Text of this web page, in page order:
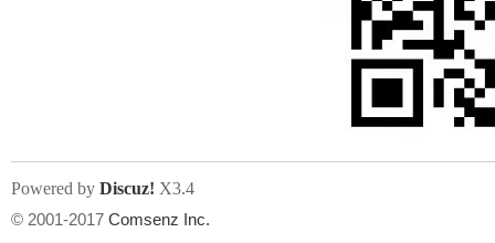
Powered by Discuz! X3.4
© 2001-2017 Comsenz Inc.